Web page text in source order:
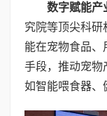
数字赋能产
究院等顶尖科研
能在宠物食品、
手段，推动宠物
如智能喂食器、